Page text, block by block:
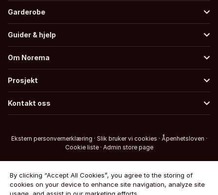
Garderobe
Guider & hjelp
Om Norema
Prosjekt
Kontakt oss
Ekstern personvernerklæring · Slik bruker vi cookies · Åpenhetsloven ·
Cookie liste · Admin store page
By clicking “Accept All Cookies”, you agree to the storing of
cookies on your device to enhance site navigation, analyze site